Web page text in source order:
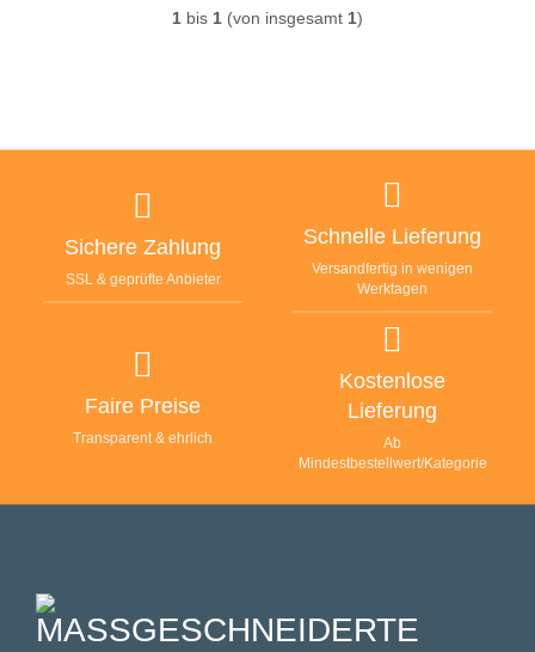
1 bis 1 (von insgesamt 1)
Sichere Zahlung
SSL & geprüfte Anbieter
Schnelle Lieferung
Versandfertig in wenigen
Werktagen
Faire Preise
Transparent & ehrlich
Kostenlose
Lieferung
Ab
Mindestbestellwert/Kategorie
MASSGESCHNEIDERTE F